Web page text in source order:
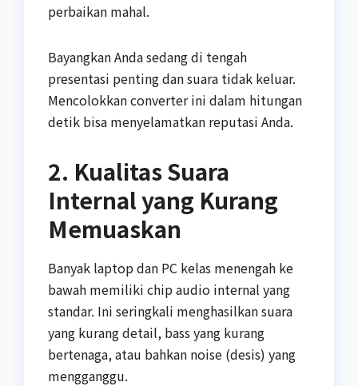
perbaikan mahal.
Bayangkan Anda sedang di tengah
presentasi penting dan suara tidak keluar.
Mencolokkan converter ini dalam hitungan
detik bisa menyelamatkan reputasi Anda.
2. Kualitas Suara
Internal yang Kurang
Memuaskan
Banyak laptop dan PC kelas menengah ke
bawah memiliki chip audio internal yang
standar. Ini seringkali menghasilkan suara
yang kurang detail, bass yang kurang
bertenaga, atau bahkan noise (desis) yang
mengganggu.